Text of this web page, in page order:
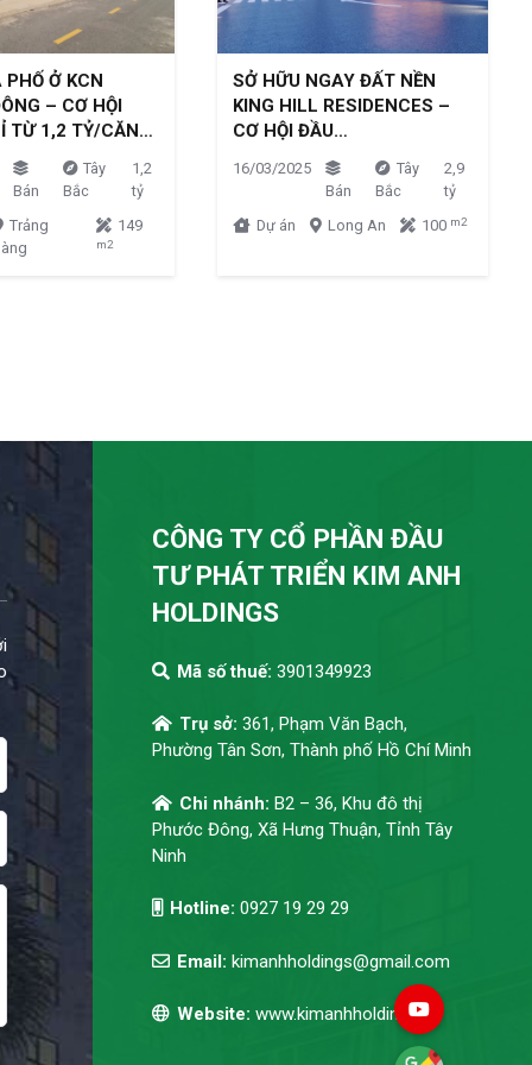
Ở KCN
– CƠ HỘI
TỪ 1,2 TỶ/CĂN…
Bán
Tây
Bắc
1,2
tỷ
Trảng
149
m2
SỞ HỮU NGAY ĐẤT NỀN
KING HILL RESIDENCES –
CƠ HỘI ĐẦU…
16/03/2025
Bán
Tây
Bắc
2,9
tỷ
Dự án
Long An 100 m2
CÔNG TY CỔ PHẦN ĐẦU
TƯ PHÁT TRIỂN KIM ANH
HOLDINGS
Mã số thuế:3901349923
Trụ sở:361, Phạm Văn Bạch,
Phường Tân Sơn, Thành phố Hồ Chí Minh
Chi nhánh:B2 – 36, Khu đô thị
Phước Đông, Xã Hưng Thuận, Tỉnh Tây
Ninh
Hotline:0927 19 29 29
Email:kimanhholdings@gmail.com
Website:www.kimanhholdings.vn